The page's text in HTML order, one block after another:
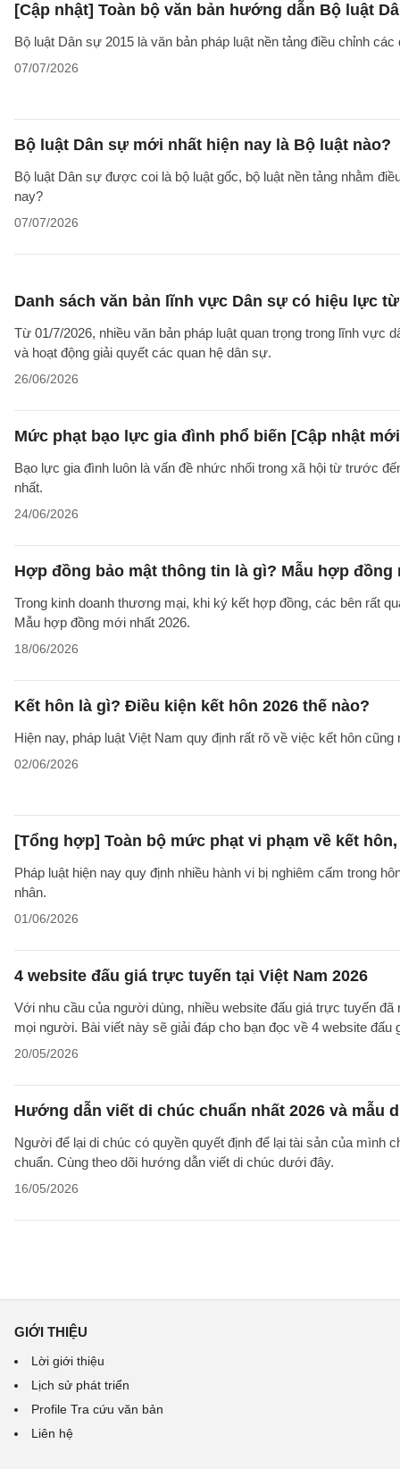
[Cập nhật] Toàn bộ văn bản hướng dẫn Bộ luật
Bộ luật Dân sự 2015 là văn bản pháp luật nền tảng điều chỉnh
07/07/2026
Bộ luật Dân sự mới nhất hiện nay là Bộ luật nào?
Bộ luật Dân sự được coi là bộ luật gốc, bộ luật nền tảng nhằm
nay?
07/07/2026
Danh sách văn bản lĩnh vực Dân sự có hiệu lực từ
Từ 01/7/2026, nhiều văn bản pháp luật quan trọng trong lĩnh
và hoạt động giải quyết các quan hệ dân sự.
26/06/2026
Mức phạt bạo lực gia đình phổ biến [Cập nhật
Bạo lực gia đình luôn là vấn đề nhức nhối trong xã hội từ trước
nhất.
24/06/2026
Hợp đồng bảo mật thông tin là gì? Mẫu hợp đồng
Trong kinh doanh thương mại, khi ký kết hợp đồng, các bên rất
Mẫu hợp đồng mới nhất 2026.
18/06/2026
Kết hôn là gì? Điều kiện kết hôn 2026 thế nào?
Hiện nay, pháp luật Việt Nam quy định rất rõ về việc kết hôn
02/06/2026
[Tổng hợp] Toàn bộ mức phạt vi phạm về kết
Pháp luật hiện nay quy định nhiều hành vi bị nghiêm cấm trong
nhân.
01/06/2026
4 website đấu giá trực tuyến tại Việt Nam 2026
Với nhu cầu của người dùng, nhiều website đấu giá trực tuyến
mọi người. Bài viết này sẽ giải đáp cho bạn đọc về 4 website đấu
20/05/2026
Hướng dẫn viết di chúc chuẩn nhất 2026 và mẫu
Người để lại di chúc có quyền quyết định để lại tài sản của
chuẩn. Cùng theo dõi hướng dẫn viết di chúc dưới đây.
16/05/2026
GIỚI THIỆU
Lời giới thiệu
Lịch sử phát triển
Profile Tra cứu văn bản
Liên hệ